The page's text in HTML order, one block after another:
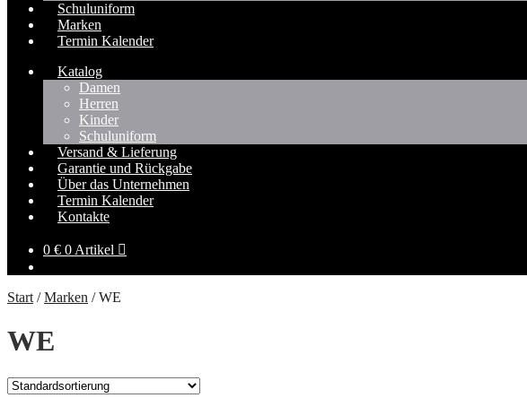
Schuluniform
Marken
Termin Kalender
Katalog
Damen
Herren
Kinder
Schuluniform
Versand & Lieferung
Garantie und Rückgabe
Über das Unternehmen
Termin Kalender
Kontakte
0 € 0 Artikel
Start /Marken /WE
WE